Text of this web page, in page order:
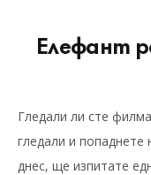
Елефант
Гледали ли сте
гледали и
днес, ще изпитате